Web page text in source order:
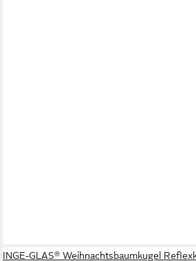
INGE-GLAS® Weihnachtsbaumkugel